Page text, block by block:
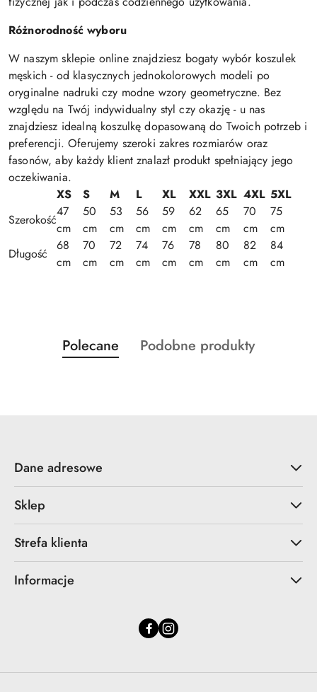
Różnorodność wyboru
W naszym sklepie online znajdziesz bogaty wybór koszulek
męskich - od klasycznych jednokolorowych modeli po
oryginalne nadruki czy modne wzory geometryczne. Bez
względu na Twój indywidualny styl czy okazję - u nas
znajdziesz idealną koszulkę dopasowaną do Twoich potrzeb i
preferencji. Oferujemy szeroki zakres rozmiarów oraz
fasonów, aby każdy klient znalazł produkt spełniający jego
oczekiwania.
XS
S M L XL XXL 3XL 4XL 5XL
Szerokość
47
cm
50
cm
53
cm
56
cm
59
cm
62
cm
65
cm
70
cm
75
cm
Długość
68
cm
70
cm
72
cm
74
cm
76
cm
78
cm
80
cm
82
cm
84
cm
Pomiń karuzelę produktów
Produkty
o
Polecane
Produkty
Podobne produkty
Dane adresowe
Sklep
Strefa klienta
Informacje